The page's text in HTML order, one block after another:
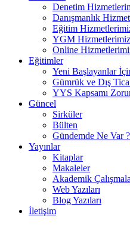
Denetim
Danışmanlık
Eğitim
YGM Hizmetlerimiz
Online
Eğitimler
Yeni Başlayanlar
Gümrük ve Dış
YYS Kapsamı
Güncel
Sirküler
Bülten
Gündemde Ne Var ?
Yayınlar
Kitaplar
Makaleler
Akademik
Web Yazıları
Blog Yazıları
İletişim